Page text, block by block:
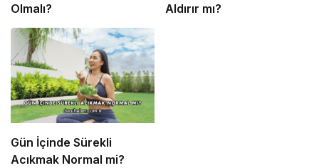
Olmalı?
Aldırır mı?
Gün İçinde Sürekli
Acıkmak Normal mi?